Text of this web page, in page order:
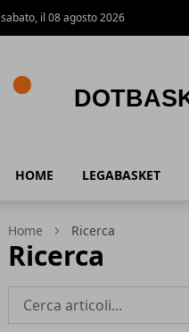
sabato, il 08 agosto 2026
HOME LEGABASKET
Home Ricerca
Ricerca